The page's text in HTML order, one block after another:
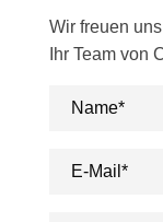
Wir freuen
Ihr Team von
Name*
E-Mail*